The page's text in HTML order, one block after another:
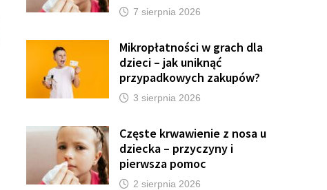
7 sierpnia 2026
Mikropłatności w grach dla
dzieci – jak uniknąć
przypadkowych zakupów?
3 sierpnia 2026
Częste krwawienie z nosa u
dziecka – przyczyny i
pierwsza pomoc
2 sierpnia 2026